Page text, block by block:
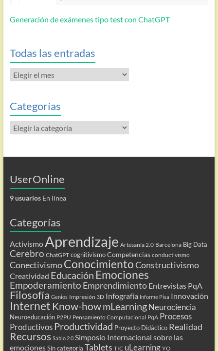
Generación de exámenes tipo test con ChatGPT
Todas las entradas
Todas
las
Categorías
Categorías
UserOnline
9 usuariosEn línea
Categorías
ActivismoAprendizaje Artesanía 2.0 Barcelona Big Data
Cerebro ChatGPT cognitivismo Competencias conductivismo
ConectivismoConocimientoConstructivismo
Creatividad Educación Emociones
Empoderamiento Emprendimiento Entrevistas PqA
Filosofía Genios Impresión 3D Infografía Informe Pisa Innovación
Internet Know-howmLearning Neurociencia
Neuroeducación P2PU Pensamiento Computacional PqA Procesos
Productivos Productividad Proyecto Didáctico Realidad
Recursos Sabio 2.0 Simposio Internacional sobre las
emociones Sin categoría Tablets TIC uLearning YO